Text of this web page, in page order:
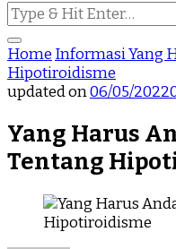
Looking
for
Something?
Home InformasiYang
Hipotiroidisme
updated on06/05/2022
Yang Harus
Tentang